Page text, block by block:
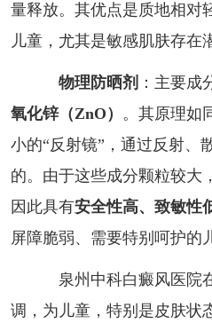
量释放。其优点是质地相对
儿童，尤其是敏感肌肤存在
物理防晒剂 ：主要成
氧化锌（ZnO）
。其原理如
小的“反射镜”，通过反射、
的。由于这些成分颗粒较大
因此具有安全性高、致敏性
屏障脆弱、需要特别呵护的
泉州中科白癜风医院
调，为儿童，特别是皮肤状